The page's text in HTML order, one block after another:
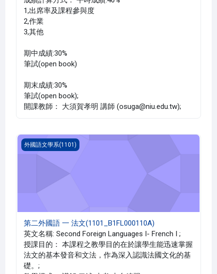
1,出席率及課程參與度
2,作業
3,其他
期中成績:30%
筆試(open book)
期末成績:30%
筆試(open book);
開課教師： 大須賀孝明 講師 (osuga@niu.edu.tw);
第二外國語 一 法文(1101_B1FL000110A)
外國語文學系(1101)
第二外國語 一 法文(1101_B1FL000110A)
英文名稱: Second Foreign Languages I- French I ;
授課目的： 本課程之教學目的在於讓學生能迅速掌握
法文的基本發音和文法，作為深入認識法國文化的基
礎。;